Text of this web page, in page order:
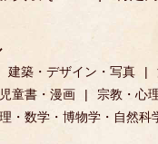
建築・デザイン・写真
童書・漫画 宗教・心
・数学・博物学・自然科